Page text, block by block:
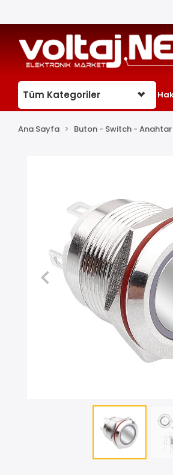
Tüm Kategoriler
Ana Sayfa Buton - Switch - Anahtar